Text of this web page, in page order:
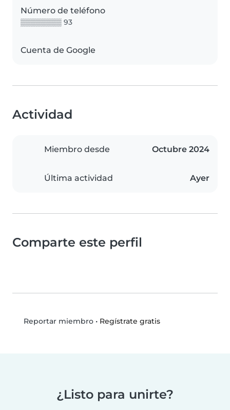
Número de teléfono
▒▒▒▒▒▒▒▒ 93
Cuenta de Google
Actividad
Miembro desde Octubre 2024
Última actividad Ayer
Comparte este perfil
Reportar miembro• Regístrate gratis
¿Listo para unirte?